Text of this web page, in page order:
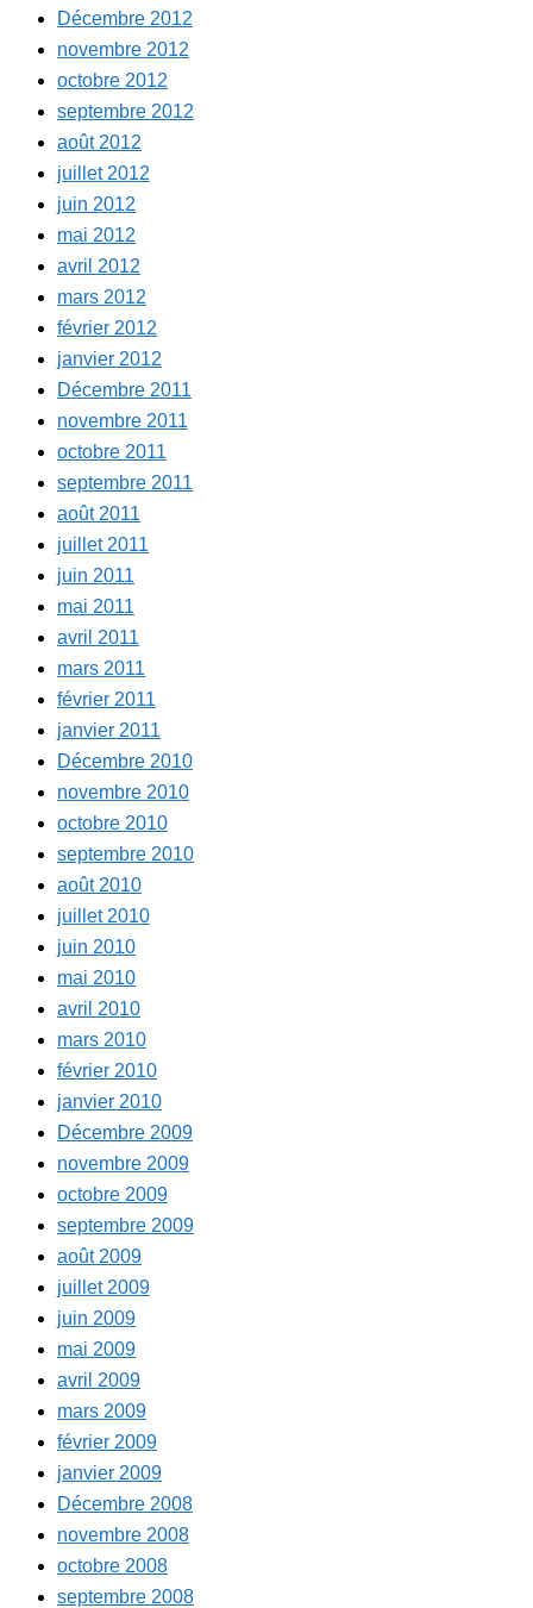
Décembre 2012
novembre 2012
octobre 2012
septembre 2012
août 2012
juillet 2012
juin 2012
mai 2012
avril 2012
mars 2012
février 2012
janvier 2012
Décembre 2011
novembre 2011
octobre 2011
septembre 2011
août 2011
juillet 2011
juin 2011
mai 2011
avril 2011
mars 2011
février 2011
janvier 2011
Décembre 2010
novembre 2010
octobre 2010
septembre 2010
août 2010
juillet 2010
juin 2010
mai 2010
avril 2010
mars 2010
février 2010
janvier 2010
Décembre 2009
novembre 2009
octobre 2009
septembre 2009
août 2009
juillet 2009
juin 2009
mai 2009
avril 2009
mars 2009
février 2009
janvier 2009
Décembre 2008
novembre 2008
octobre 2008
septembre 2008